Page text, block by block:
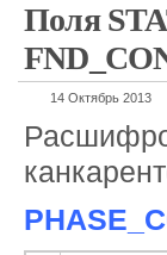
Поля
14 Октябрь 2013